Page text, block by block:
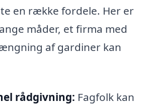
en række fordele. Her er
måder, et firma med
af gardiner kan
rådgivning: Fagfolk kan